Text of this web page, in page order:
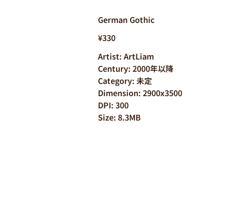
¥330
Artist: ArtLiam
Century: 2000年以降
Category: 未定
Dimension: 2900x3500
DPI: 300
Size: 8.3MB
German Gothic